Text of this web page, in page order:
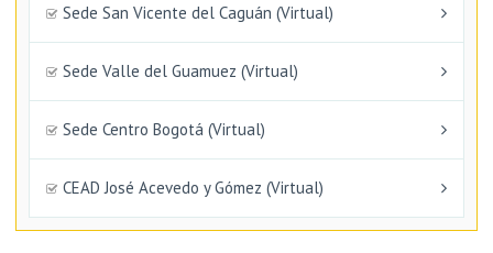
Sede San Vicente del Caguán (Virtual)
Sede Valle del Guamuez (Virtual)
Sede Centro Bogotá (Virtual)
CEAD José Acevedo y Gómez (Virtual)